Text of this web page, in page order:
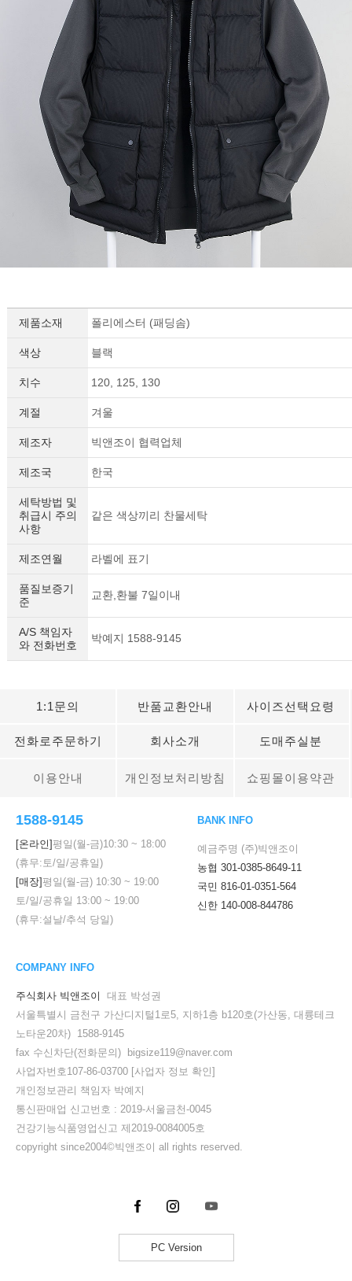
제품소재 폴리에스터 (패딩솜)
색상 블랙
치수 120, 125, 130
계절 겨울
제조자 빅앤조이 협력업체
제조국 한국
세탁방법 및
취급시 주의
사항
같은 색상끼리 찬물세탁
제조연월 라벨에 표기
품질보증기
준
교환,환불 7일이내
A/S 책임자
와 전화번호
박예지 1588-9145
1:1문의 반품교환안내 사이즈선택요령
전화로주문하기 회사소개 도매주실분
이용안내 개인정보처리방침 쇼핑몰이용약관
1588-9145
[온라인] 평일(월-금)10:30 ~ 18:00
(휴무:토/일/공휴일)
[매장] 평일(월-금) 10:30 ~ 19:00
토/일/공휴일 13:00 ~ 19:00
(휴무:설날/추석 당일)
BANK INFO
예금주명 (주)빅앤조이
농협 301-0385-8649-11
국민 816-01-0351-564
신한 140-008-844786
COMPANY INFO
주식회사 빅앤조이
대표 박성권
서울특별시 금천구 가산디지털1로5, 지하1층 b120호(가산동, 대륭테크
노타운20차) 1588-9145
fax 수신차단(전화문의) bigsize119@naver.com
사업자번호107-86-03700 [사업자 정보 확인]
개인정보관리 책임자 박예지
통신판매업 신고번호 : 2019-서울금천-0045
건강기능식품영업신고 제2019-0084005호
copyright since2004©빅앤조이 all rights reserved.
PC Version